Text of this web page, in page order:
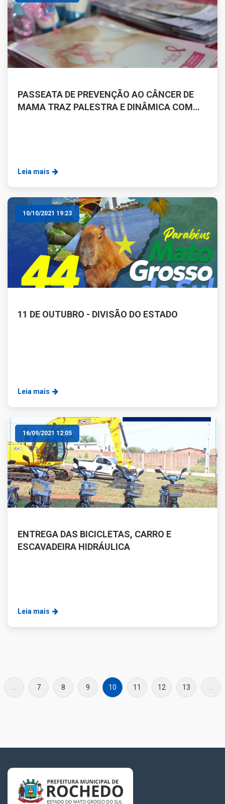
PASSEATA DE PREVENÇÃO AO CÂNCER DE
MAMA TRAZ PALESTRA E DINÂMICA COM
Leia mais
10/10/2021 19:23
11 DE OUTUBRO - DIVISÃO DO ESTADO
Leia mais
16/09/2021 12:05
ENTREGA DAS BICICLETAS, CARRO E
ESCAVADEIRA HIDRÁULICA
Leia mais
7 8 9 10 11 12 13